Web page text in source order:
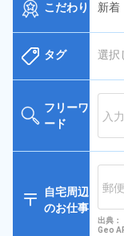
こだわり 新着
タグ 選択
フリーワ
ード
自宅周辺
のお仕事
出典：
Geo